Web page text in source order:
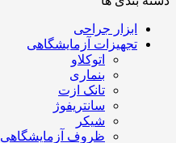
ابزار جراحی
تجهیزات آزمایشگاهی
اتوکلاو
بنماری
تانک ازت
سانتریفوژ
شیکر
ظروف آزمایشگاهی